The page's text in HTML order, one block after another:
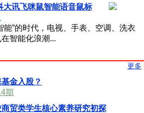
大讯飞咪鼠智能语音鼠标
”的时代，电视、手表、空调、洗衣
智能化浪潮...
更多
金入股？
期
贸类学生核心素养研究初探